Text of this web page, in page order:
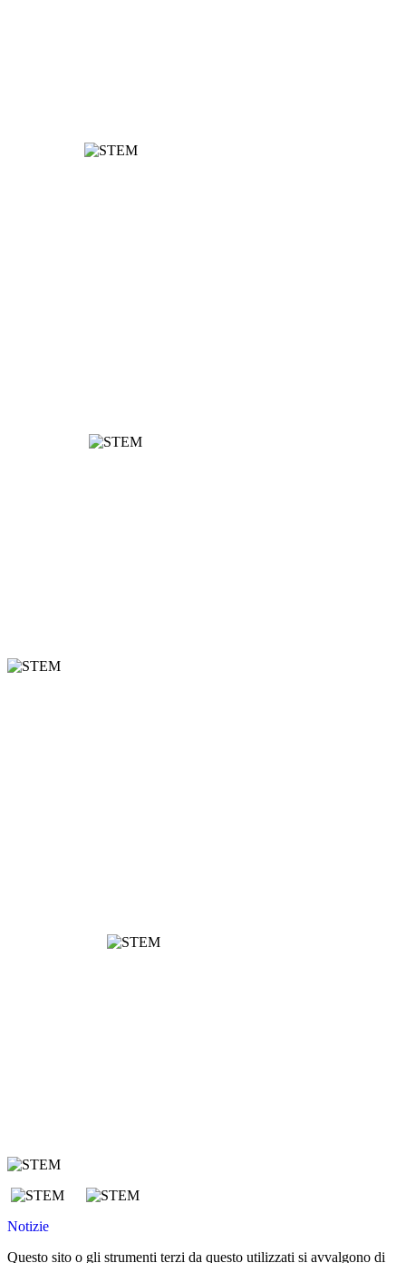
Notizie
Questo sito o gli strumenti terzi da questo utilizzati si avvalgono di